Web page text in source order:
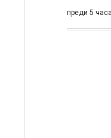
преди 5 часа